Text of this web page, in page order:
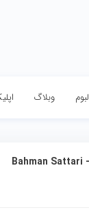
وبلاگ
Bahman Sattari